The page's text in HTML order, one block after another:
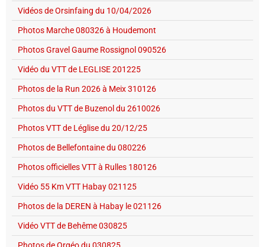
Vidéos de Orsinfaing du 10/04/2026
Photos Marche 080326 à Houdemont
Photos Gravel Gaume Rossignol 090526
Vidéo du VTT de LEGLISE 201225
Photos de la Run 2026 à Meix 310126
Photos du VTT de Buzenol du 2610026
Photos VTT de Léglise du 20/12/25
Photos de Bellefontaine du 080226
Photos officielles VTT à Rulles 180126
Vidéo 55 Km VTT Habay 021125
Photos de la DEREN à Habay le 021126
Vidéo VTT de Behême 030825